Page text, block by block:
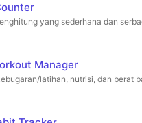
yang sederhana dan
Manager
latihan, nutrisi, dan berat